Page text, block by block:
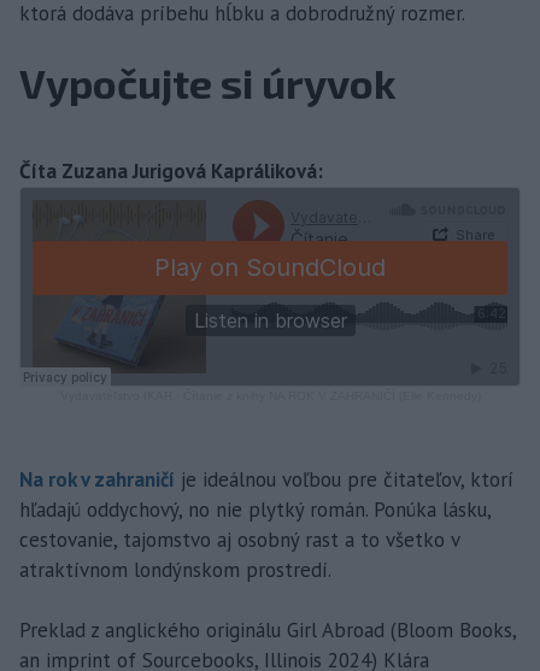
ktorá dodáva príbehu hĺbku a dobrodružný rozmer.
Vypočujte si úryvok
Číta Zuzana Jurigová Kapráliková:
Na rok v zahraničí je ideálnou voľbou pre čitateľov, ktorí
hľadajú oddychový, no nie plytký román. Ponúka lásku,
cestovanie, tajomstvo aj osobný rast a to všetko v
atraktívnom londýnskom prostredí.
Preklad z anglického originálu Girl Abroad (Bloom Books,
an imprint of Sourcebooks, Illinois 2024) Klára